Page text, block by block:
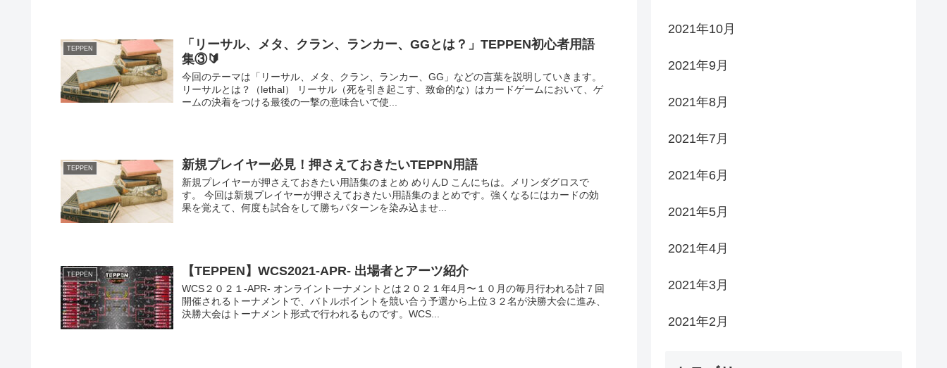
TEPPEN
「リーサル、メタ、クラン、ランカー、GGとは？」TEPPEN初心者用語
集③🔰
今回のテーマは「リーサル、メタ、クラン、ランカー、GG」などの言葉を説明していきます。
リーサルとは？（lethal） リーサル（死を引き起こす、致命的な）はカードゲームにおいて、ゲ
ームの決着をつける最後の一撃の意味合いで使...
TEPPEN 新規プレイヤー必見！押さえておきたいTEPPN用語
新規プレイヤーが押さえておきたい用語集のまとめ めりんD こんにちは。メリンダグロスで
す。 今回は新規プレイヤーが押さえておきたい用語集のまとめです。強くなるにはカードの効
果を覚えて、何度も試合をして勝ちパターンを染み込ませ...
TEPPEN 【TEPPEN】WCS2021-APR- 出場者とアーツ紹介
WCS２０２１-APR- オンライントーナメントとは２０２１年4月〜１０月の毎月行われる計７回
開催されるトーナメントで、バトルポイントを競い合う予選から上位３２名が決勝大会に進み、
決勝大会はトーナメント形式で行われるものです。WCS...
2021年10月
2021年9月
2021年8月
2021年7月
2021年6月
2021年5月
2021年4月
2021年3月
2021年2月